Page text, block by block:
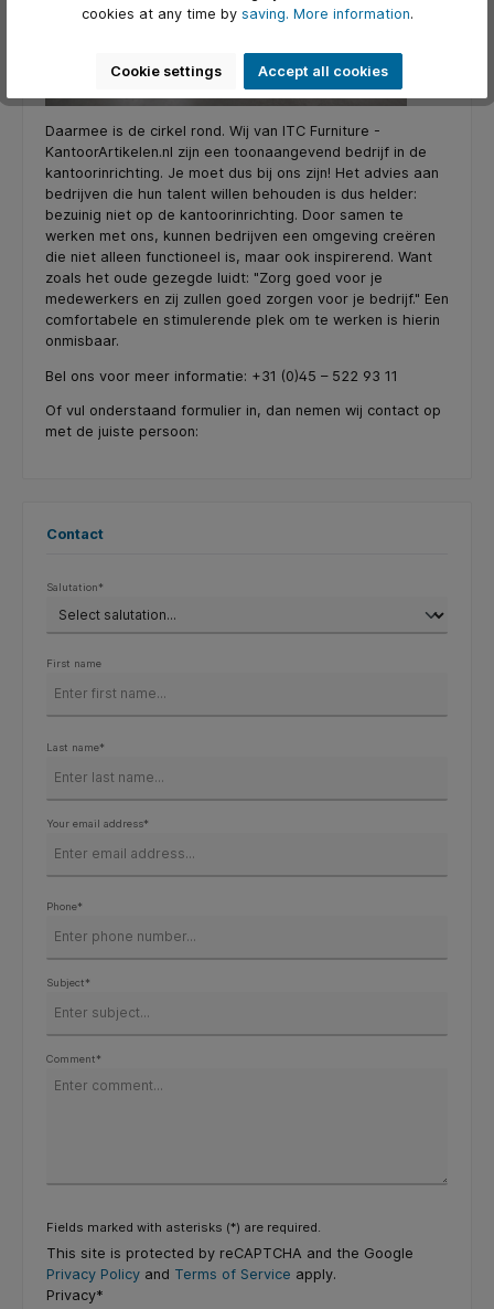
Daarmee is de cirkel rond. Wij van ITC Furniture -
KantoorArtikelen.nl zijn een toonaangevend bedrijf in de
kantoorinrichting. Je moet dus bij ons zijn! Het advies aan
bedrijven die hun talent willen behouden is dus helder:
bezuinig niet op de kantoorinrichting. Door samen te
werken met ons, kunnen bedrijven een omgeving creëren
die niet alleen functioneel is, maar ook inspirerend. Want
zoals het oude gezegde luidt: "Zorg goed voor je
medewerkers en zij zullen goed zorgen voor je bedrijf." Een
comfortabele en stimulerende plek om te werken is hierin
onmisbaar.
Bel ons voor meer informatie: +31 (0)45 – 522 93 11
Of vul onderstaand formulier in, dan nemen wij contact op
met de juiste persoon:
Contact
Salutation*
First name
Last name*
Your email address*
Phone*
Subject*
Comment*
Fields marked with asterisks (*) are required.
This site is protected by reCAPTCHA and the Google
Privacy Policy and Terms of Service apply.
Privacy*
cookies at any time by saving. More information.
Cookie settings Accept all cookies